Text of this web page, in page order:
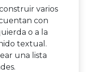
varios
con
o a la
textual.
una lista